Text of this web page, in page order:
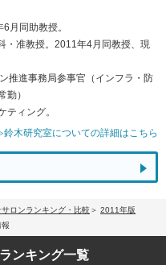
月同助教授。
・准教授。2011年4月同教授、現
推進事務局参事官（インフラ・防
勤）
ティング。
木研究室についての詳細はこちら
ロンランキング・比較
2011年版
ランキング一覧